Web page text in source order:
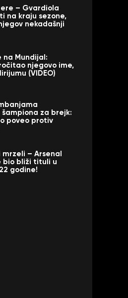
– Gvardiola
na kraju sezone,
nekadašnji
na Mundijal:
njegovo ime,
(VIDEO)
šampiona za brejk:
poveo protiv
mrzeli – Arsenal
bio bliži tituli u
godine!